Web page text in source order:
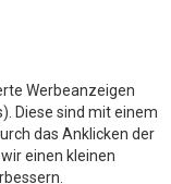
Werbeanzeigen
Diese sind mit einem
das Anklicken der
einen kleinen